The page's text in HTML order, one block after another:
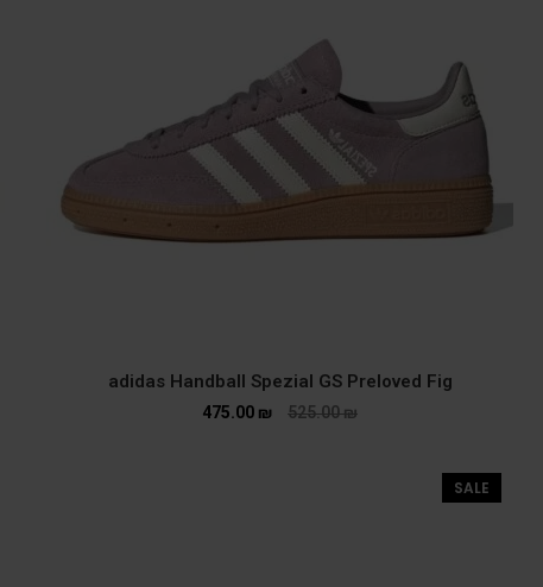
adidas Handball Spezial GS Preloved Fig
525.00₪
475.00 ₪
SALE